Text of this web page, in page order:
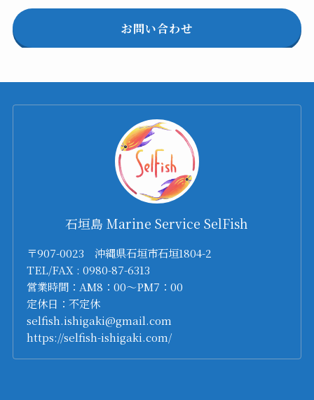
お問い合わせ
石垣島 Marine Service SelFish
〒907-0023 沖縄県石垣市石垣1804-2
TEL/FAX : 0980-87-6313
営業時間：AM8：00～PM7：00
定休日：不定休
selfish.ishigaki@gmail.com
https://selfish-ishigaki.com/